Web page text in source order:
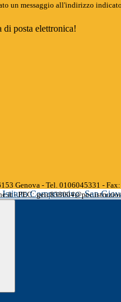
un messaggio all'indirizzo
di posta elettronica!
Istituto Comprensivo San
Genova - Tel. 0106045331 -
- PEC: